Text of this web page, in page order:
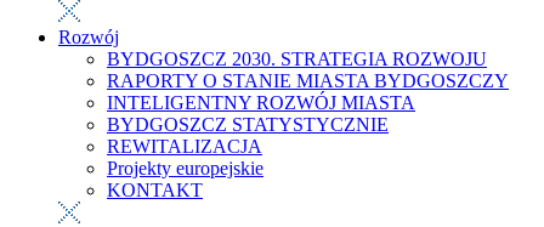
Rozwój
BYDGOSZCZ 2030. STRATEGIA ROZWOJU
RAPORTY O STANIE MIASTA BYDGOSZCZY
INTELIGENTNY ROZWÓJ MIASTA
BYDGOSZCZ STATYSTYCZNIE
REWITALIZACJA
Projekty europejskie
KONTAKT